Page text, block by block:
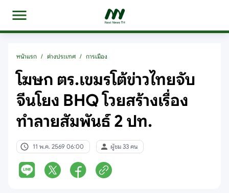
หน้าแรก / ต่างประเทศ / การเมือง
โฆษก ตร.เขมรโต้ข่าวไทยจับ
จีนโยง BHQ โวยสร้างเรื่อง
ทำลายสัมพันธ์ 2 ปท.
11 พ.ค. 2569 06:00 ผู้ชม 33 คน